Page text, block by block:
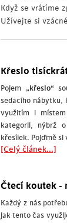
Když se vrátíme
Užívejte si
Křeslo
Pojem „křeslo“
sedacího nábytku,
využitím i
kategorii, nýbrž
křesílek. Pojďmě si
[Celý článek...]
Čtecí koutek -
Každý z nás
jak tento čas